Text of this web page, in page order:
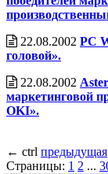
22.08.2002 PC
головой».
22.08.2002
маркетинговой
OKI».
← ctrl предыдущая
Страницы: 1 2 ...